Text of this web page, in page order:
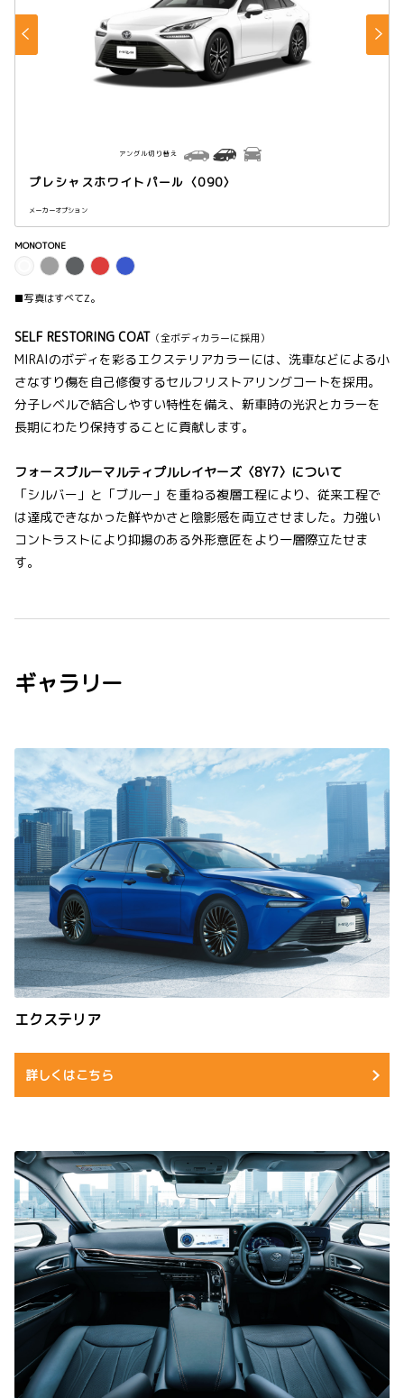
プレシャスホワイトパール〈090〉
メーカーオプション
アングル切り替え
MONOTONE
■写真はすべてZ。
SELF RESTORING COAT （全ボディカラーに採用）
MIRAIのボディを彩るエクステリアカラーには、洗車などによる小
さなすり傷を自己修復するセルフリストアリングコートを採用。
分子レベルで結合しやすい特性を備え、新車時の光沢とカラーを
長期にわたり保持することに貢献します。
フォースブルーマルティプルレイヤーズ〈8Y7〉について
「シルバー」と「ブルー」を重ねる複層工程により、従来工程で
は達成できなかった鮮やかさと陰影感を両立させました。力強い
コントラストにより抑揚のある外形意匠をより一層際立たせま
す。
ギャラリー
エクステリア
詳しくはこちら